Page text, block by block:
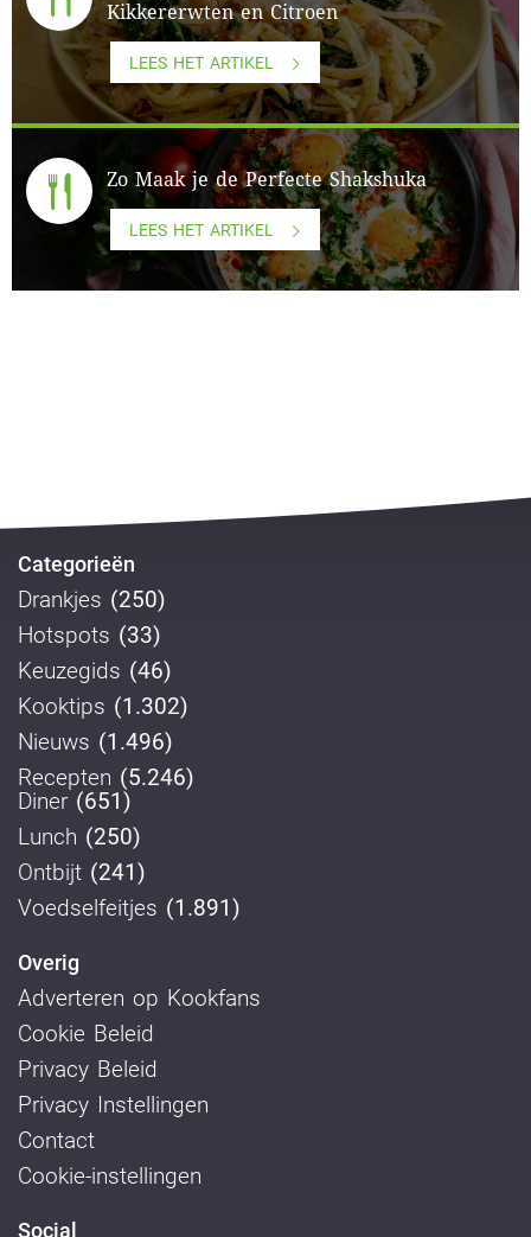
Kikkererwten en Citroen
LEES HET ARTIKEL
Zo Maak je de Perfecte Shakshuka
LEES HET ARTIKEL
Categorieën
Drankjes (250)
Hotspots (33)
Keuzegids (46)
Kooktips (1.302)
Nieuws (1.496)
Recepten (5.246)
Diner (651)
Lunch (250)
Ontbijt (241)
Voedselfeitjes (1.891)
Overig
Adverteren op Kookfans
Cookie Beleid
Privacy Beleid
Privacy Instellingen
Contact
Cookie-instellingen
Social